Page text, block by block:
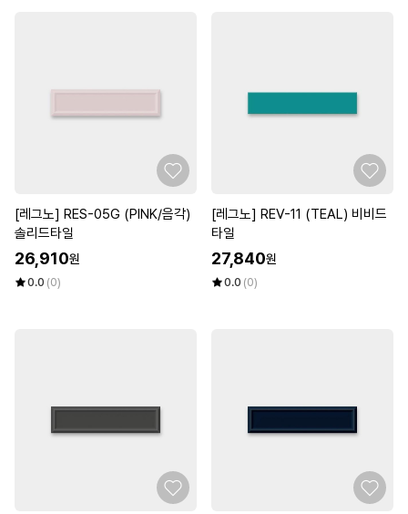
[레그노] RES-05G (PINK/음각)
솔리드타일
26,910원
0.0 (0)
[레그노] REV-11 (TEAL) 비비드
타일
27,840원
0.0 (0)